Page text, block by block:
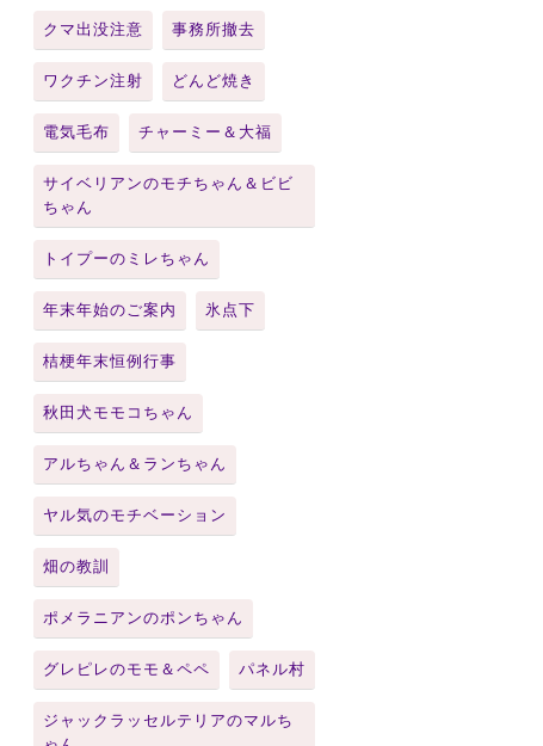
クマ出没注意 事務所撤去
ワクチン注射 どんど焼き
電気毛布 チャーミー＆大福
サイベリアンのモチちゃん＆ビビ
ちゃん
トイプーのミレちゃん
年末年始のご案内 氷点下
桔梗年末恒例行事
秋田犬モモコちゃん
アルちゃん＆ランちゃん
ヤル気のモチベーション
畑の教訓
ポメラニアンのポンちゃん
グレピレのモモ＆ペペ パネル村
ジャックラッセルテリアのマルち